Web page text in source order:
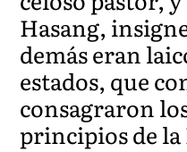
Hasang,
demás eran
estados, que
consagraron
principios de la